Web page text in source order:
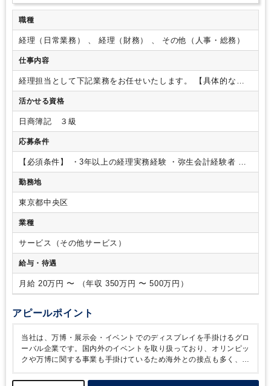
職種
経理（日常業務） 、 経理（財務） 、 その他（人事・総務）
仕事内容
経理担当として下記業務をお任せいたします。
【具体的な業
務内容】・従業員経費管理・財務及び会計取引文書の記録・
処理・財務事項のデータベース管理
は支払状況を確認し、仕入先への支払を実行
よび関連トランザクションの調整による仕入先勘定の検証
従業員の人事レコードの管理と更新・その他割り当てられた
業務 【組織構成】経理主任（女性）－経理アシスタント（★
募集ポジション） 【ポイント】・経理主任のもと、経理業務
を幅広くご担当いただきます。
た本社香港との英語でのやり取りも非常に多いため、経理スキ
ルと英語スキルを活かしながらご活躍いただける環境です。
・慣れるまで多少残業は発生しますが、業務に慣れてくるとワ
・経理業務メインですが、余力があれば総務的な業務も一部お
任せします。会社の規模的にも全体を見渡せますので、会社の
ビジネスを理解しながらお仕事できる点も魅力です。
活かせる資格
日商簿記 ３級
応募条件
【必須条件】 ・3年以上の経理実務経験 ・弥生会計経験者
英語力（読み・書き・会話）※本社香港と頻繁にコミュニケー
ションを取ります
勤務地
東京都中央区
業種
サービス（その他サービス）
給与・待遇
月給 20万円 〜 （年収 350万円 〜 500万円）
アピールポイント
当社は、万博・展示会・イベントでのディスプレイを手掛けるグロ
ーバル企業です。国内外のイベントを取り扱っており、オリンピッ
クや万博に関する事業も手掛けているため海外との接点も多く、大
多いため、英語力を活かしながらお仕事をしたい方におすすめの求